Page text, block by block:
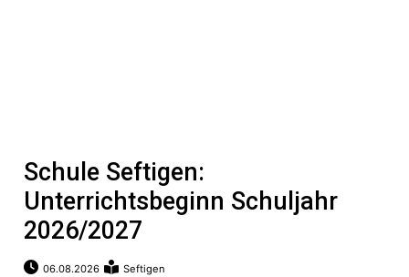
Schule Seftigen:
Unterrichtsbeginn Schuljahr
2026/2027
06.08.2026 Seftigen